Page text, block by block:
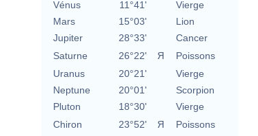
Vénus
11°41'
Vierge
Mars
15°03'
Lion
Jupiter
28°33'
Cancer
Saturne
26°22' Я
Poissons
Uranus
20°21'
Vierge
Neptune
20°01'
Scorpion
Pluton
18°30'
Vierge
Chiron
23°52' Я
Poissons